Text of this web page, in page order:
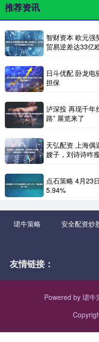
推荐资讯
智财资本 欧元强
贸易逆差达33亿
日斗优配 卧龙
担保
泸深投 再现千年
路” 展览来了
天弘配资 上海偶
嫂子，刘诗诗咋
点石策略 4月23
5.94%
珺牛策略 安全配资炒
友情链接：
Powered by 珺牛